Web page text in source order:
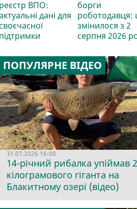
реєстр ВПО:
дані для
підтримки
борги
роботодавця:
змінилося з 2
серпня 2026
ПОПУЛЯРНЕ ВІДЕО
31.07.2026 16:00
14-річний рибалка упіймав
кілограмового гіганта на
Блакитному озері (відео)